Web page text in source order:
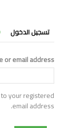
التبويبات
الأساسية
تسجيل الدخول
or email address
your registered
email address.